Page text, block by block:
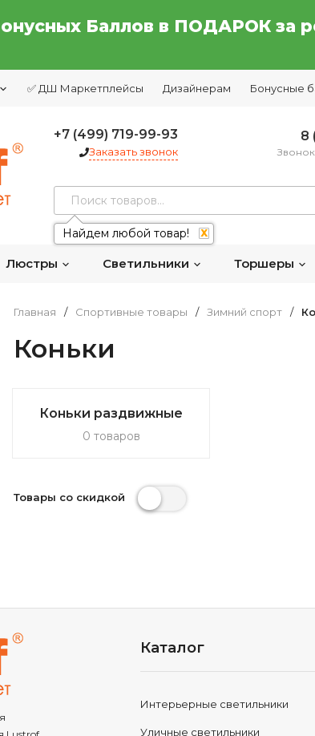
Баллов в ПОДАРОК за
✅ ДШ Маркетплейсы Дизайнерам Бонусные
+7 (499) 719-99-93
Заказать звонок
8
Найдем любой товар! X
Люстры Светильники Торшеры
Главная / Спортивные товары / Зимний спорт /
Коньки
Коньки раздвижные
0 товаров
Товары со скидкой
Каталог
Интерьерные светильники
Уличные светильники